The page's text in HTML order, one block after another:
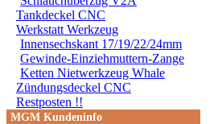
Tankdeckel CNC
Werkstatt Werkzeug
Innensechskant 17/19/22/24mm
Gewinde-Einziehmuttern-Zange
Ketten Nietwerkzeug Whale
Zündungsdeckel CNC
Restposten !!
MGM Kundeninfo